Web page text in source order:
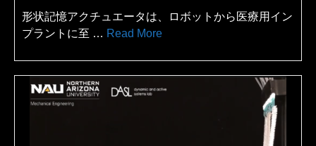
形状記憶アクチュエータは、ロボットから医療用イン
プラントに至 … Read More